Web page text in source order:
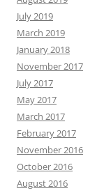
July 2019
March 2019
January 2018
November 2017
July 2017
May 2017
March 2017
February 2017
November 2016
October 2016
August 2016